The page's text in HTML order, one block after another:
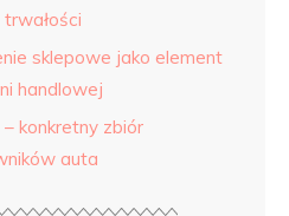
sklepowe jako element
handlowej
konkretny zbiór
auta